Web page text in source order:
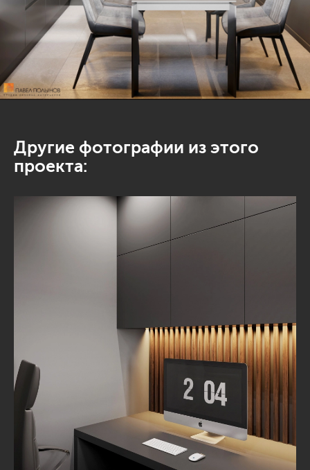
Другие фотографии из этого
проекта: